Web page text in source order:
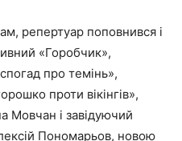
репертуар поповнився і
«Горобчик»,
про темінь»,
проти вікінгів»,
Мовчан і завідуючий
Пономарьов, новою